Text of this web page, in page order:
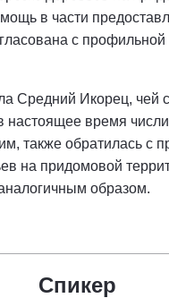
в части
с профильной
Средний Икорец, чей
настоящее время
также обратилась с
на придомовой
образом.
Спикер